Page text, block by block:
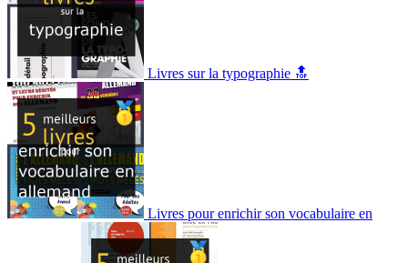
Livres sur la typographie 🔝
Livres pour enrichir son vocabulaire en